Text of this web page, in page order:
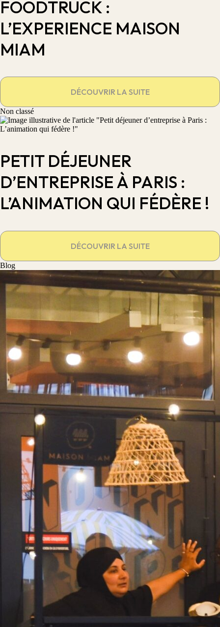
FOODTRUCK :
L’EXPERIENCE MAISON
MIAM
DÉCOUVRIR LA SUITE
Non classé
PETIT DÉJEUNER
D’ENTREPRISE À PARIS :
L’ANIMATION QUI FÉDÈRE !
DÉCOUVRIR LA SUITE
Blog